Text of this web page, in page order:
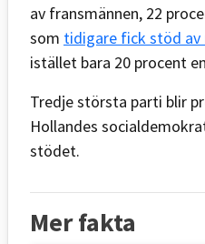
av fransmännen, 22
som tidigare fick stöd av
istället bara 20 procent
Tredje största parti blir
Hollandes
stödet.
Mer fakta